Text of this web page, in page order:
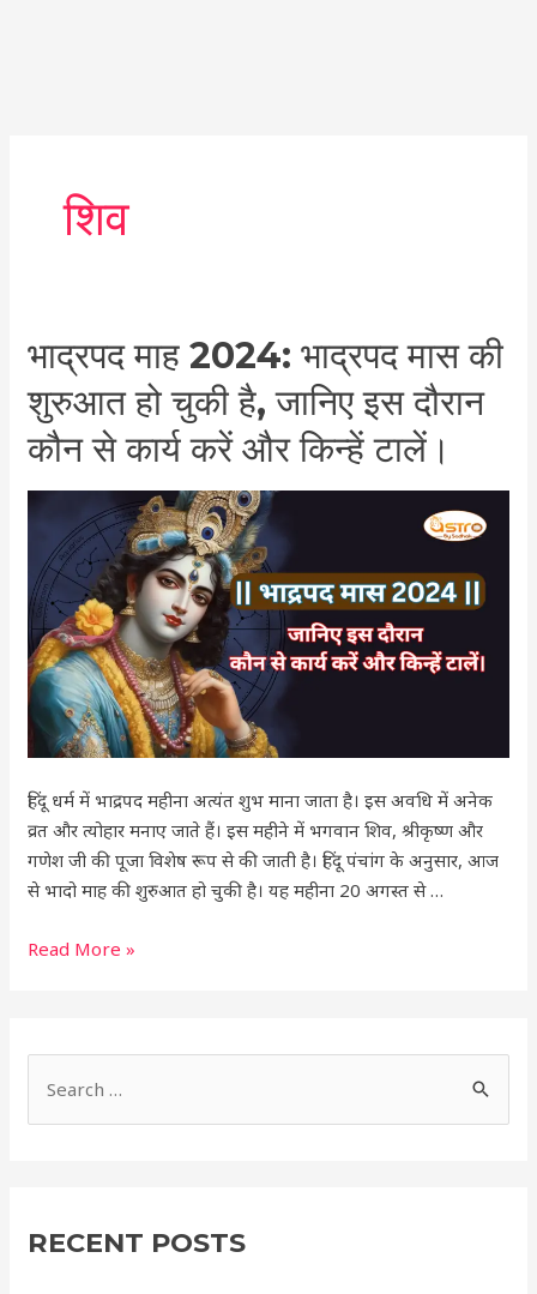
शिव
भाद्रपद माह 2024: भाद्रपद मास की
शुरुआत हो चुकी है, जानिए इस दौरान
कौन से कार्य करें और किन्हें टालें।
हिंदू धर्म में भाद्रपद महीना अत्यंत शुभ माना जाता है। इस अवधि में अनेक
व्रत और त्योहार मनाए जाते हैं। इस महीने में भगवान शिव, श्रीकृष्ण और
गणेश जी की पूजा विशेष रूप से की जाती है। हिंदू पंचांग के अनुसार, आज
से भादो माह की शुरुआत हो चुकी है। यह महीना 20 अगस्त से …
भाद्रपद
माह
2024:
भाद्रपद
मास
की
शुरुआत
चुकी
है,
जानिए
इस
दौरान
कौन
से
कार्य
करें
और
किन्हें
Read More »
e
c
RECENT POSTS